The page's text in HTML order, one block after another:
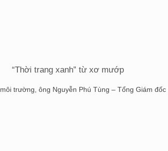
“Thời trang xanh” từ xơ mướp
trường, ông Nguyễn Phú Tùng – Tổng Giám đốc